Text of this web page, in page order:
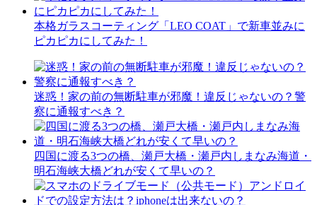
本格ガラスコーティング「LEO COAT」で新車並みに
ピカピカにしてみた！
迷惑！家の前の無断駐車が邪魔！違反じゃないの？警
察に通報すべき？
四国に渡る3つの橋、瀬戸大橋・瀬戸内しまなみ海道・
明石海峡大橋どれが安くて早いの？